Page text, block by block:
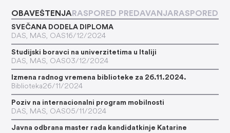
OBAVEŠTENJARASPORED PREDAVANJARASPORED
SVEČANA DODELA DIPLOMA
DAS, MAS, OAS16/12/2024
Studijski boravci na univerzitetima u Italiji
DAS, MAS, OAS03/12/2024
Izmena radnog vremena biblioteke za 26.11.2024.
Biblioteka26/11/2024
Poziv na internacionalni program mobilnosti
DAS, MAS, OAS05/11/2024
Javna odbrana master rada kandidatkinje Katarine